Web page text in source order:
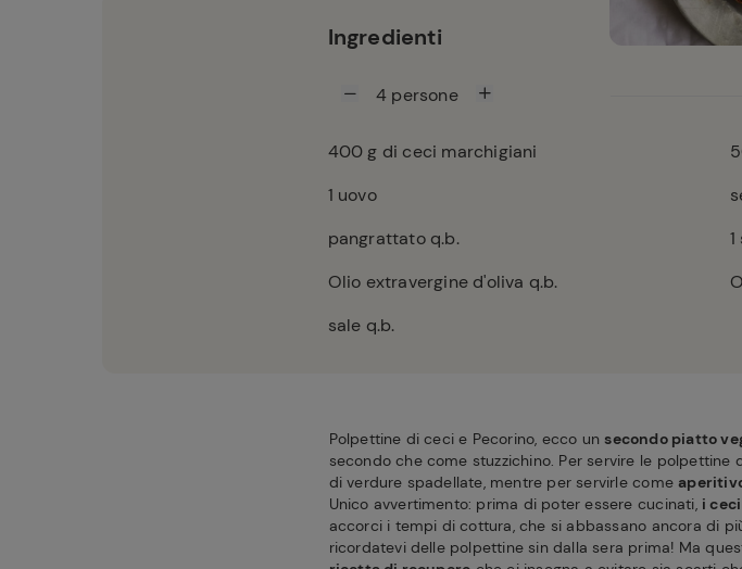
Ingredienti
4 persone
400g di ceci marchigiani
1 uovo
pangrattato q.b.
1
Olio extravergine d'oliva q.b.
sale q.b.
Polpettine di ceci e Pecorino, ecco un secondo piatto
secondo che come stuzzichino. Per servire le polpettine
di verdure spadellate, mentre per servirle come
Unico avvertimento: prima di poter essere cucinati, i
accorci i tempi di cottura, che si abbassano ancora di
ricordatevi delle polpettine sin dalla sera prima! Ma